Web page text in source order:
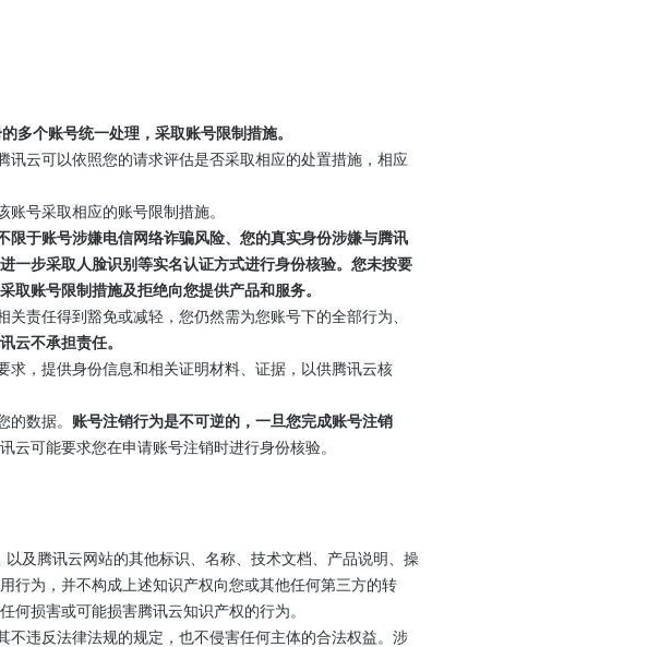
多个账号统一处理，采取账号限制措施。
云可以依照您的请求评估是否采取相应的处置措施，相应
号采取相应的账号限制措施。
于账号涉嫌电信网络诈骗风险、您的真实身份涉嫌与腾讯
一步采取人脸识别等实名认证方式进行身份核验。您未按要
账号限制措施及拒绝向您提供产品和服务。
责任得到豁免或减轻，您仍然需为您账号下的全部行为、
云不承担责任。
，提供身份信息和相关证明材料、证据，以供腾讯云核
数据。 账号注销行为是不可逆的，一旦您完成账号注销
云可能要求您在申请账号注销时进行身份核验。
及腾讯云网站的其他标识、名称、技术文档、产品说明、操
行为，并不构成上述知识产权向您或其他任何第三方的转
损害或可能损害腾讯云知识产权的行为。
违反法律法规的规定，也不侵害任何主体的合法权益。涉